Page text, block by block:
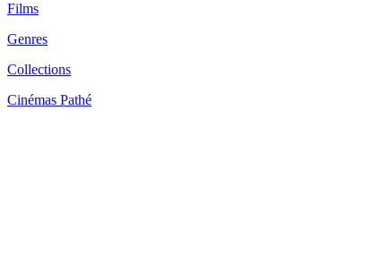
Films
Genres
Collections
Cinémas Pathé